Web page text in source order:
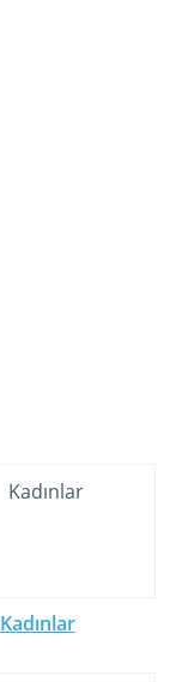
Kadınlar